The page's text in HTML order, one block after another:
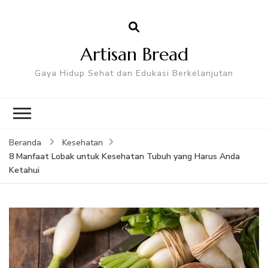
Artisan Bread
Gaya Hidup Sehat dan Edukasi Berkelanjutan
Beranda
Kesehatan
8 Manfaat Lobak untuk Kesehatan Tubuh yang Harus Anda
Ketahui